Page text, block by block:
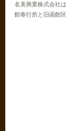
名美興業株式会社
館奉行所と旧函館